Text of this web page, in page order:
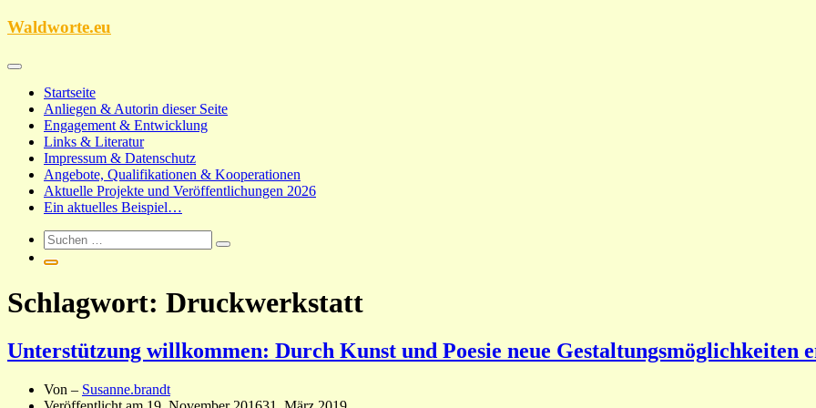
Zum
Waldworte.eu
Startseite
Anliegen & Autorin dieser Seite
Engagement & Entwicklung
Links & Literatur
Impressum & Datenschutz
Angebote, Qualifikationen & Kooperationen
Aktuelle Projekte und Veröffentlichungen 2026
Ein aktuelles Beispiel…
Schlagwort: Druckwerkstatt
Unterstützung willkommen: Durch Kunst und Poesie neue Gestaltungsmöglichkeiten
Von – Susanne.brandt